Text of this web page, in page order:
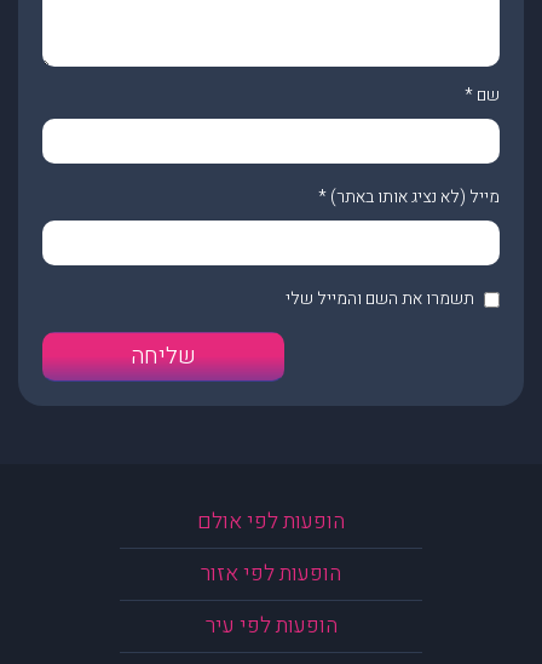
שם*
מייל (לא נציג אותו באתר)*
תשמרו את השם והמייל שלי
הופעות לפי אולם
הופעות לפי אזור
הופעות לפי עיר